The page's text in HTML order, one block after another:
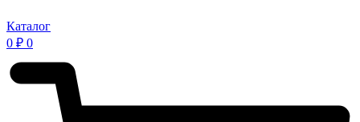
Каталог
0 ₽ 0